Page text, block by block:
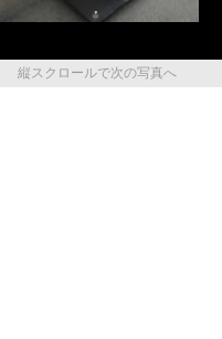
縦スクロールで次の写真へ